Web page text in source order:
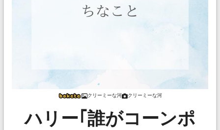
クリーミーな河 クリーミーな河
ハリー｢誰がコーンポ